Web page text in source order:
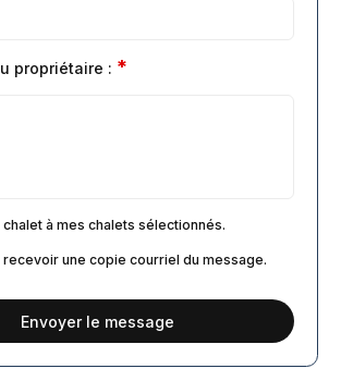
propriétaire : *
à mes chalets sélectionnés.
une copie courriel du message.
Envoyer le message